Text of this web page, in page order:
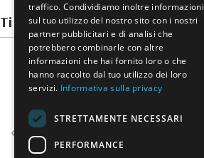
Ti potrebbero interessare
traffico. Condividiamo inoltre informazioni
sul tuo utilizzo del nostro sito con i nostri
partner pubblicitari e di analisi che
potrebbero combinarle con altre
informazioni che hai fornito loro o che
hanno raccolto dal tuo utilizzo dei loro
servizi. Informativa sulla privacy
STRETTAMENTE NECESSARI
PERFORMANCE